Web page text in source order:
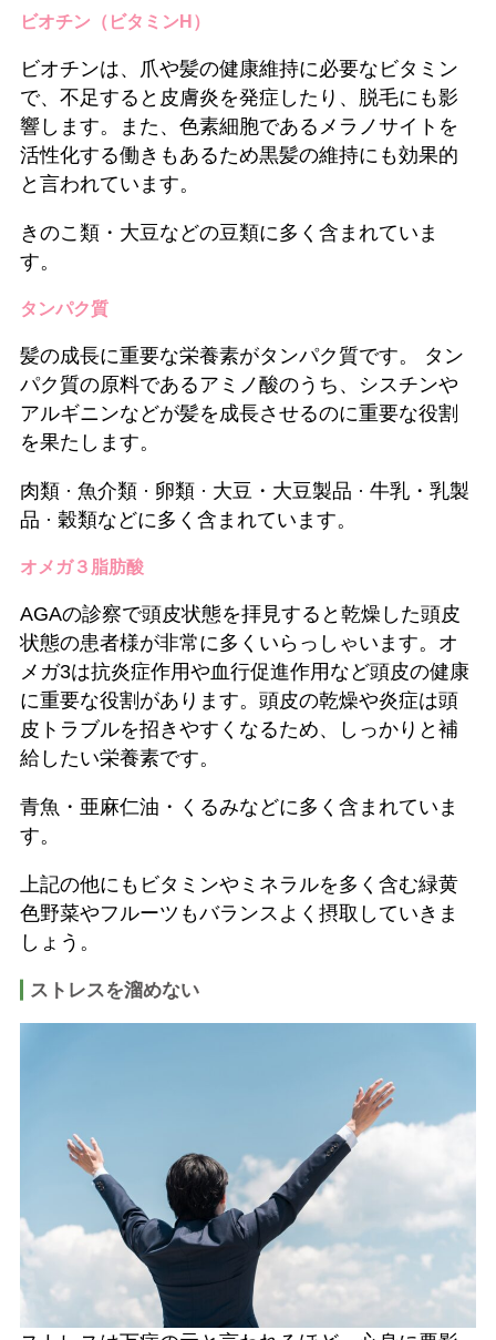
ビオチン（ビタミンH）
ビオチンは、爪や髪の健康維持に必要なビタミン
で、不足すると皮膚炎を発症したり、脱毛にも影
響します。また、色素細胞であるメラノサイトを
活性化する働きもあるため黒髪の維持にも効果的
と言われています。
きのこ類・大豆などの豆類に多く含まれていま
す。
タンパク質
髪の成長に重要な栄養素がタンパク質です。 タン
パク質の原料であるアミノ酸のうち、シスチンや
アルギニンなどが髪を成長させるのに重要な役割
を果たします。
肉類 · 魚介類 · 卵類 · 大豆・大豆製品 · 牛乳・乳製
品 · 穀類などに多く含まれています。
オメガ３脂肪酸
AGAの診察で頭皮状態を拝見すると乾燥した頭皮
状態の患者様が非常に多くいらっしゃいます。オ
メガ3は抗炎症作用や血行促進作用など頭皮の健康
に重要な役割があります。頭皮の乾燥や炎症は頭
皮トラブルを招きやすくなるため、しっかりと補
給したい栄養素です。
青魚・亜麻仁油・くるみなどに多く含まれていま
す。
上記の他にもビタミンやミネラルを多く含む緑黄
色野菜やフルーツもバランスよく摂取していきま
しょう。
ストレスを溜めない